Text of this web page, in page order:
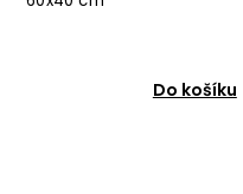
Do košíku